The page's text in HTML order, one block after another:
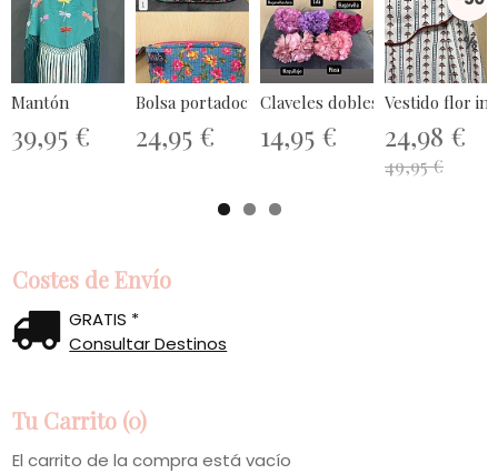
Costes de Envío
GRATIS *
Consultar Destinos
Tu Carrito (0)
El carrito de la compra está vacío
Mantón
39,95 €
Bolsa portadocumentos
24,95 €
Claveles dobles
14,95 €
%
Vestido flor
24,98 €
49,95 €